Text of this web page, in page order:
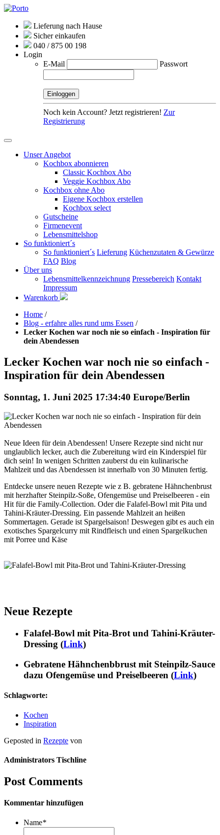
Lieferung nach Hause
Sicher einkaufen
040 / 875 00 198
Login
E-Mail
Passwort
Noch kein Account? Jetzt registrieren! Zur
Registrierung
Unser Angebot
Kochbox abonnieren
Classic Kochbox Abo
Veggie Kochbox Abo
Kochbox ohne Abo
Eigene Kochbox erstellen
Kochbox select
Gutscheine
Firmenevent
Lebensmittelshop
So funktioniert´s
So funktioniert´s Lieferung Küchenzutaten & Gewürze
FAQ Blog
Über uns
Lebensmittelkennzeichnung Pressebereich Kontakt
Impressum
Warenkorb
Home /
Blog - erfahre alles rund ums Essen /
Lecker Kochen war noch nie so einfach - Inspiration für
dein Abendessen
Lecker Kochen war noch nie so einfach -
Inspiration für dein Abendessen
Sonntag, 1. Juni 2025 17:34:40 Europe/Berlin
Neue Ideen für dein Abendessen! Unsere Rezepte sind nicht nur
unglaublich lecker, auch die Zubereitung wird ein Kinderspiel für
dich sein! In wenigen Schritten zauberst du ein kulinarische
Mahlzeit und das Abendessen ist innerhalb von 30 Minuten fertig.
Entdecke unsere neuen Rezepte wie z B. gebratene Hähnchenbrust
mit herzhafter Steinpilz-Soße, Ofengemüse und Preiselbeeren - ein
Hit für die Family-Collection. Oder die Falafel-Bowl mit Pita und
Tahini-Kräuter-Dressing. Ein passende Mahlzeit an heißen
Sommertagen. Gerade ist Spargelsaison! Deswegen gibt es auch ein
exotisches Spargelcurry mit Rindfleisch und einen Spargelkuchen
mit Porree und Käse
Neue Rezepte
Falafel-Bowl mit Pita-Brot und Tahini-Kräuter-
Dressing (Link)
Gebratene Hähnchenbbrust mit Steinpilz-Sauce
dazu Ofengemüse und Preiselbeeren (Link)
Schlagworte:
Kochen
Inspiration
Geposted in Rezepte von
Administrators Tischline
Post Comments
Kommentar hinzufügen
Name*